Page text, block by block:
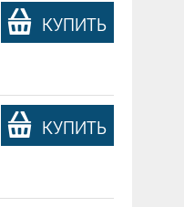
КУПИТЬ
КУПИТЬ